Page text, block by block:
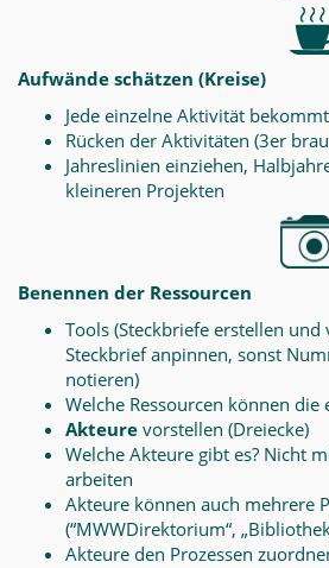
Aufwände schätzen (Kreise)
Jede einzelne Aktivität
Rücken der Aktivitäten (3er
Jahreslinien einziehen,
kleineren Projekten
Benennen der Ressourcen
Tools (Steckbriefe erstellen
Steckbrief anpinnen, sonst
notieren)
Welche Ressourcen können
Akteure vorstellen (Dreiecke)
Welche Akteure gibt es? Nicht
arbeiten
Akteure können auch mehrere
(“MWWDirektorium“,
Akteure den Prozessen